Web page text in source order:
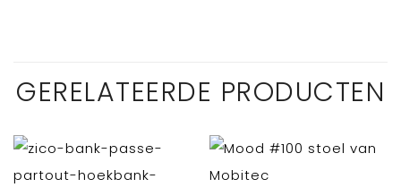
GERELATEERDE PRODUCTEN